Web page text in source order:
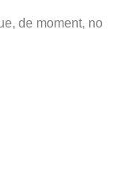
de moment, no